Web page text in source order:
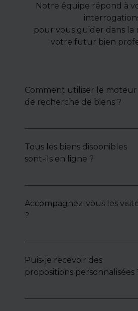
Notre équipe répond à
pour vous guider dans la
votre futur bien
Comment utiliser le moteur
de recherche de biens ?
pour accéder à une liste de
biens ciblés.
Tous les biens disponibles
sont-ils en ligne ?
toute confidentialité :
contactez-nous pour y
Accompagnez-vous les
?
visites, analysons chaque
avec vous, et mettons en
lumière ses atouts ou
contraintes.
Puis-je recevoir des
propositions personnalisées